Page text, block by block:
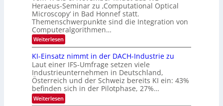
2
6
-
u
n
d
B
i
l
d
v
e
r
d
e
n
k
t
e
n
s
m
e
l
d
e
t
s
t
a
r
k
e
Heraeus-Seminar zu ‚Computational Optical
Microscopy‘ in Bad Honnef statt.
Themenschwerpunkte sind die Integration von
Computeralgorithmen…
Weiterlesen:
8
9
.
W
E
-
H
e
KI-Einsatz nimmt in der DACH-Industrie zu
Laut einer IFS-Umfrage setzen viele
Industrieunternehmen in Deutschland,
Österreich und der Schweiz bereits KI ein: 43%
befinden sich in der Pilotphase, 27%…
Weiterlesen: